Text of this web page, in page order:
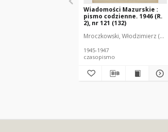
Wiadomości Mazurskie :
pismo codzienne. 1946 (R.
2), nr 121 (132)
Mroczkowski, Włodzimierz
1945-1947
czasopismo